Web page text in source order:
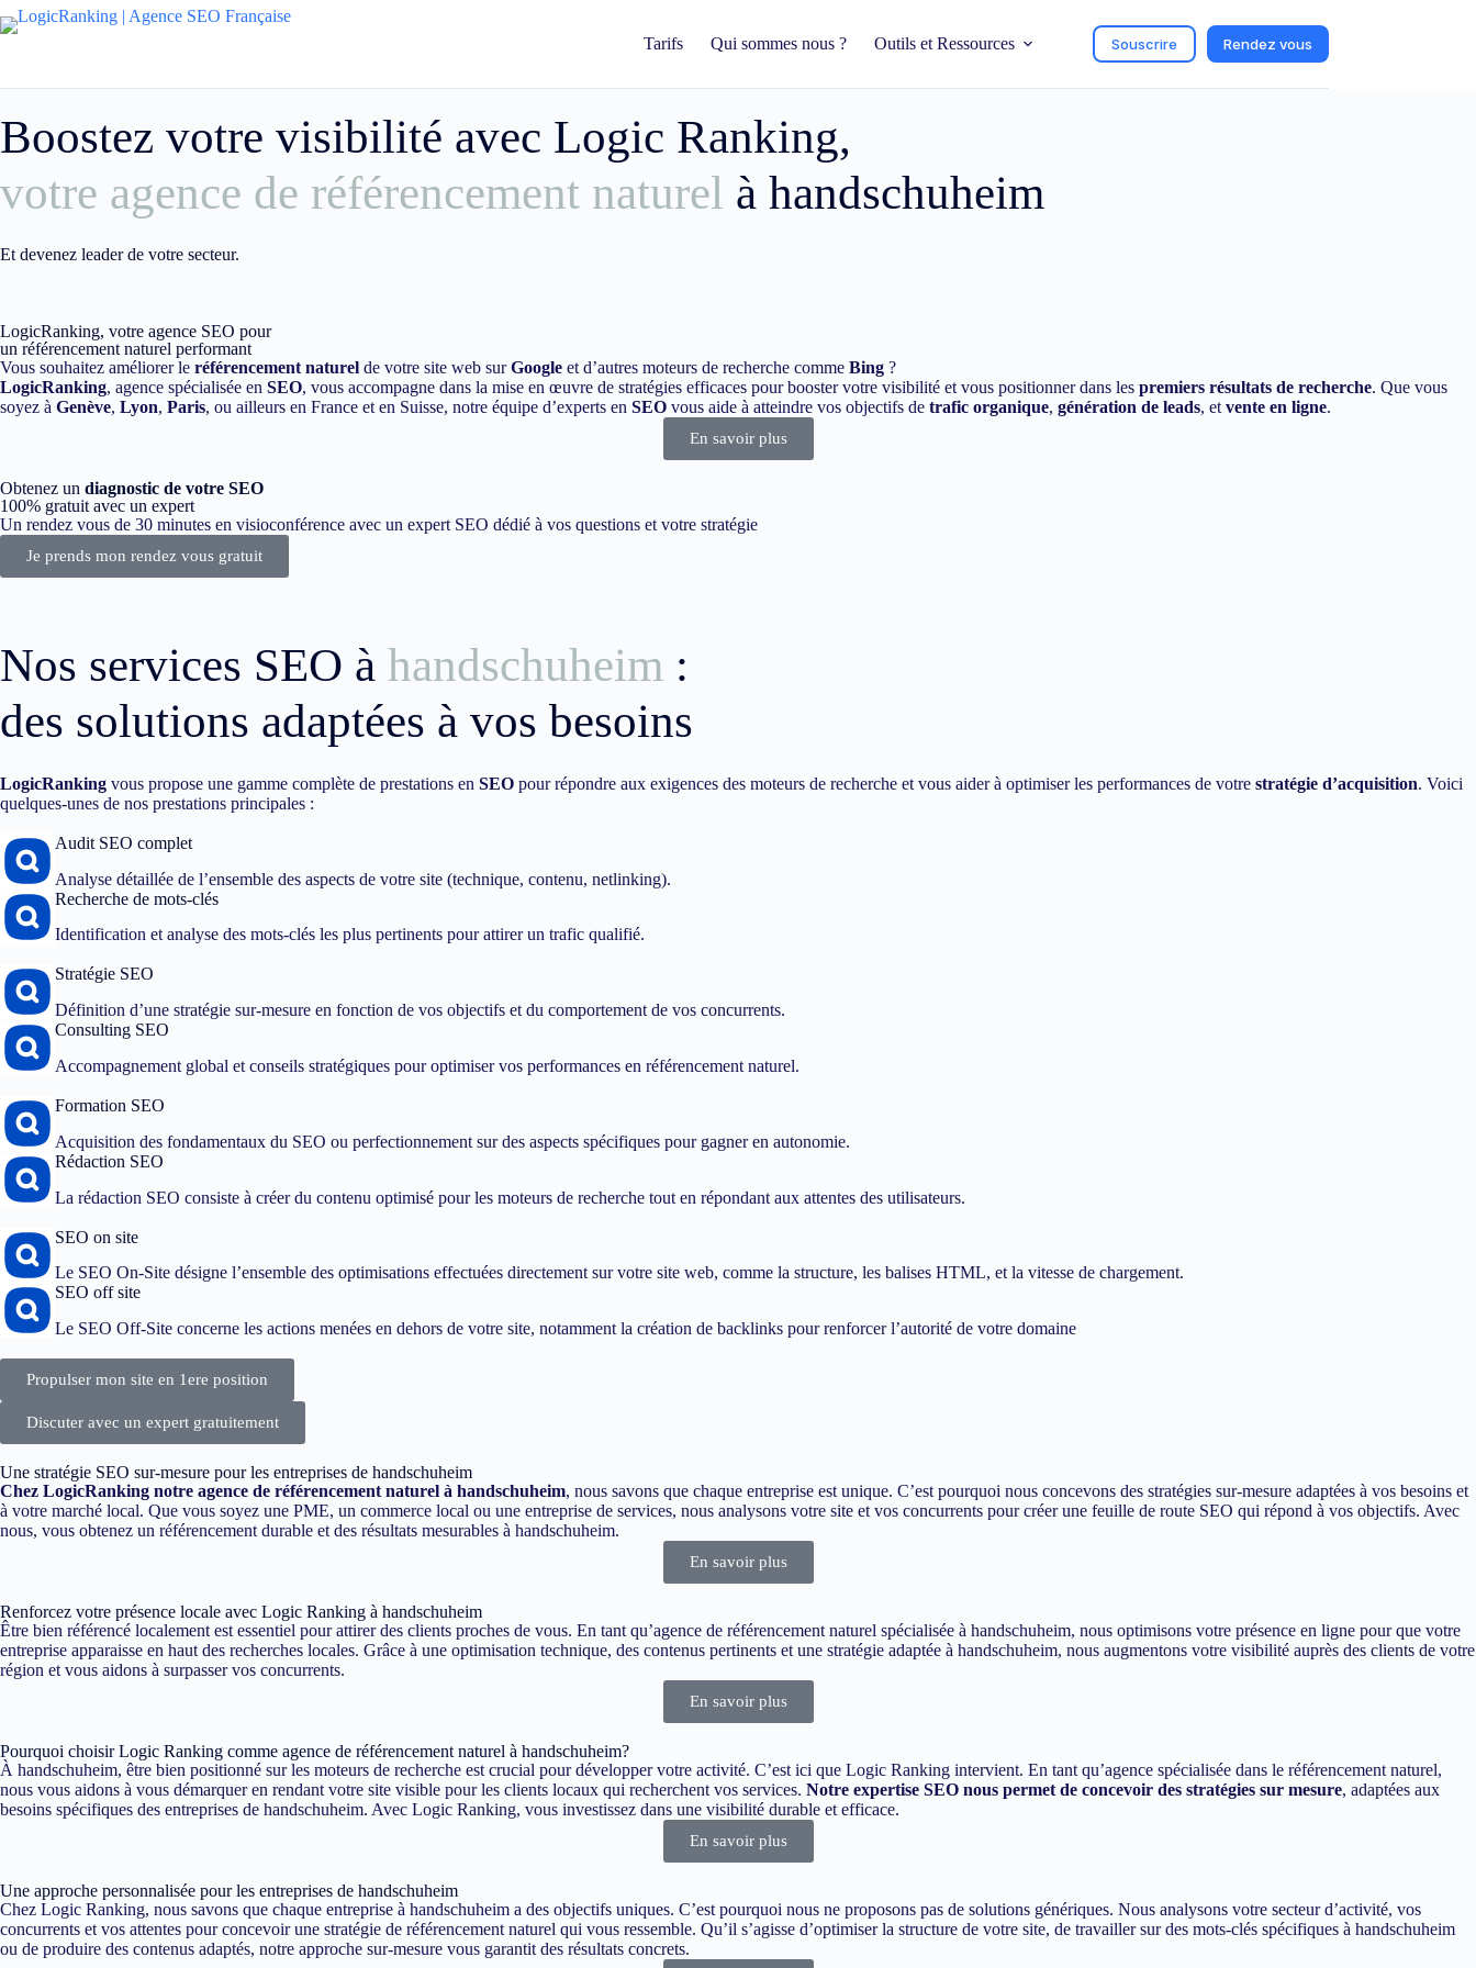
Tarifs Qui sommes nous ? Outils et Ressources Souscrire Rendez vous
Boostez votre visibilité avec Logic Ranking,
votre agence de référencement naturel à handschuheim
Et devenez leader de votre secteur.
LogicRanking, votre agence SEO pour
un référencement naturel performant
Vous souhaitez améliorer le référencement naturel de votre site web surGoogle et d’autres moteurs de recherche comme Bing ?
LogicRanking, agence spécialisée en SEO, vous accompagne dans la mise en œuvre de stratégies efficaces pour booster votre visibilité et vous positionner dans les premiers résultats de recherche. Que vous
soyez à Genève, Lyon, Paris, ou ailleurs en France et en Suisse, notre équipe d’experts en SEO vous aide à atteindre vos objectifs de trafic organique, génération de leads, et vente en ligne.
En savoir plus
Obtenez un diagnostic de votre SEO
100% gratuit avec un expert
Un rendez vous de 30 minutes en visioconférence avec un expert SEO dédié à vos questions et votre stratégie
Je prends mon rendez vous gratuit
Nos services SEO à handschuheim :
des solutions adaptées à vos besoins
LogicRanking vous propose une gamme complète de prestations en SEO pour répondre aux exigences des moteurs de recherche et vous aider à optimiser les performances de votre stratégie d’acquisition. Voici
quelques-unes de nos prestations principales :
Audit SEO complet
Analyse détaillée de l’ensemble des aspects de votre site (technique, contenu, netlinking).
Recherche de mots-clés
Identification et analyse des mots-clés les plus pertinents pour attirer un trafic qualifié.
Stratégie SEO
Définition d’une stratégie sur-mesure en fonction de vos objectifs et du comportement de vos concurrents.
Consulting SEO
Accompagnement global et conseils stratégiques pour optimiser vos performances en référencement naturel.
Formation SEO
Acquisition des fondamentaux du SEO ou perfectionnement sur des aspects spécifiques pour gagner en autonomie.
Rédaction SEO
La rédaction SEO consiste à créer du contenu optimisé pour les moteurs de recherche tout en répondant aux attentes des utilisateurs.
SEO on site
Le SEO On-Site désigne l’ensemble des optimisations effectuées directement sur votre site web, comme la structure, les balises HTML, et la vitesse de chargement.
SEO off site
Le SEO Off-Site concerne les actions menées en dehors de votre site, notamment la création de backlinks pour renforcer l’autorité de votre domaine
Propulser mon site en 1ere position
Discuter avec un expert gratuitement
Une stratégie SEO sur-mesure pour les entreprises de handschuheim
Chez LogicRanking notre agence de référencement naturel à handschuheim, nous savons que chaque entreprise est unique. C’est pourquoi nous concevons des stratégies sur-mesure adaptées à vos besoins et
à votre marché local. Que vous soyez une PME, un commerce local ou une entreprise de services, nous analysons votre site et vos concurrents pour créer une feuille de route SEO qui répond à vos objectifs. Avec
nous, vous obtenez un référencement durable et des résultats mesurables à handschuheim.
En savoir plus
Renforcez votre présence locale avec Logic Ranking à handschuheim
Être bien référencé localement est essentiel pour attirer des clients proches de vous. En tant qu’agence de référencement naturel spécialisée à handschuheim, nous optimisons votre présence en ligne pour que votre
entreprise apparaisse en haut des recherches locales. Grâce à une optimisation technique, des contenus pertinents et une stratégie adaptée à handschuheim, nous augmentons votre visibilité auprès des clients de votre
région et vous aidons à surpasser vos concurrents.
En savoir plus
Pourquoi choisir Logic Ranking comme agence de référencement naturel à handschuheim?
À handschuheim, être bien positionné sur les moteurs de recherche est crucial pour développer votre activité. C’est ici que Logic Ranking intervient. En tant qu’agence spécialisée dans le référencement naturel,
nous vous aidons à vous démarquer en rendant votre site visible pour les clients locaux qui recherchent vos services. Notre expertise SEO nous permet de concevoir des stratégies sur mesure, adaptées aux
besoins spécifiques des entreprises de handschuheim. Avec Logic Ranking, vous investissez dans une visibilité durable et efficace.
En savoir plus
Une approche personnalisée pour les entreprises de handschuheim
Chez Logic Ranking, nous savons que chaque entreprise à handschuheim a des objectifs uniques. C’est pourquoi nous ne proposons pas de solutions génériques. Nous analysons votre secteur d’activité, vos
concurrents et vos attentes pour concevoir une stratégie de référencement naturel qui vous ressemble. Qu’il s’agisse d’optimiser la structure de votre site, de travailler sur des mots-clés spécifiques à handschuheim
ou de produire des contenus adaptés, notre approche sur-mesure vous garantit des résultats concrets.